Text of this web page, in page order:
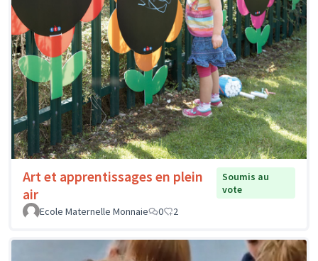
Art et apprentissages en plein
air
Soumis au
vote
Ecole Maternelle Monnaie
0 2